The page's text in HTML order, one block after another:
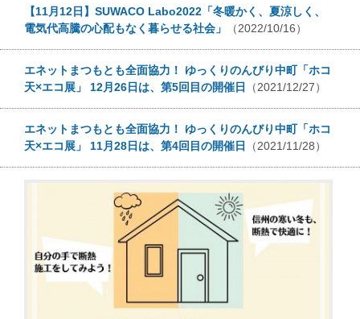
【11月12日】SUWACO Labo2022「冬暖かく、夏涼しく、
電気代高騰の心配もなく暮らせる社会」
（2022/10/16）
エネットまつもとも全面協力！ ゆっくりのんびり中町「ホコ
天×エコ展」 12月26日は、第5回目の開催日
（2021/12/27）
エネットまつもとも全面協力！ ゆっくりのんびり中町「ホコ
天×エコ展」 11月28日は、第4回目の開催日
（2021/11/28）